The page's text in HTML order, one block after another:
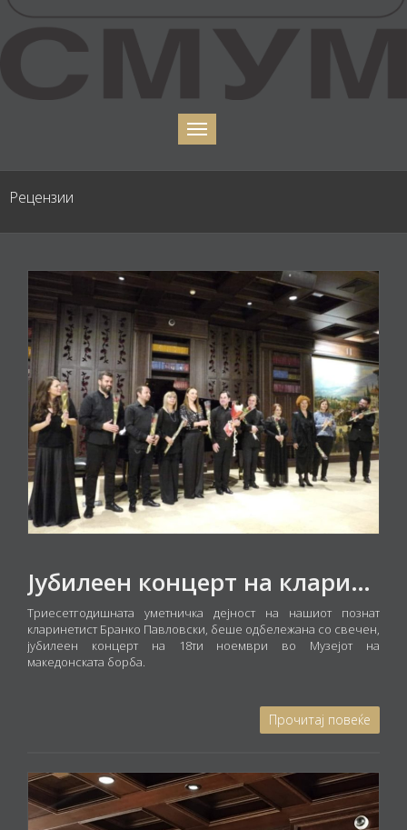
Рецензии
Јубилеен концерт на кларинетистот Бранко Павловски - 30 години солистичка концертна дејност на уметникот
Триесетгодишната уметничка дејност на нашиот познат
кларинетист Бранко Павловски, беше одбележана со свечен,
јубилеен концерт на 18ти ноември во Музејот на
македонската борба.
Прочитај повеќе